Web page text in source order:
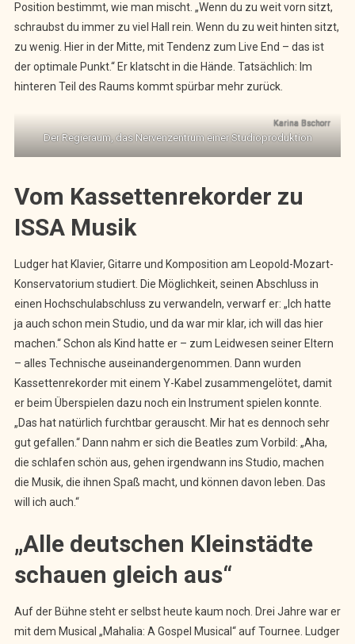
Position bestimmt, wie man mischt. „Wenn du zu weit vorn sitzt,
schraubst du immer zu viel Hall rein. Wenn du zu weit hinten sitzt,
zu wenig. Hier in der Mitte, mit Tendenz zum Live End – das ist
der optimale Punkt.“ Er klatscht in die Hände. Tatsächlich: Im
hinteren Teil des Raums kommt spürbar mehr zurück.
Karina Bschorr
Der Regieraum, das Nervenzentrum einer Studioproduktion
Vom Kassettenrekorder zu
ISSA Musik
Ludger hat Klavier, Gitarre und Komposition am Leopold-Mozart-
Konservatorium studiert. Die Möglichkeit, seinen Abschluss in
einen Hochschulabschluss zu verwandeln, verwarf er: „Ich hatte
ja auch schon mein Studio, und da war mir klar, ich will das hier
machen.“ Schon als Kind hatte er – zum Leidwesen seiner Eltern
– alles Technische auseinandergenommen. Dann wurden
Kassettenrekorder mit einem Y-Kabel zusammengelötet, damit
er beim Überspielen dazu noch ein Instrument spielen konnte.
„Das hat natürlich furchtbar gerauscht. Mir hat es dennoch sehr
gut gefallen.“ Dann nahm er sich die Beatles zum Vorbild: „Aha,
die schlafen schön aus, gehen irgendwann ins Studio, machen
die Musik, die ihnen Spaß macht, und können davon leben. Das
will ich auch.“
„Alle deutschen Kleinstädte
schauen gleich aus“
Auf der Bühne steht er selbst heute kaum noch. Drei Jahre war er
mit dem Musical „Mahalia: A Gospel Musical“ auf Tournee. Ludger